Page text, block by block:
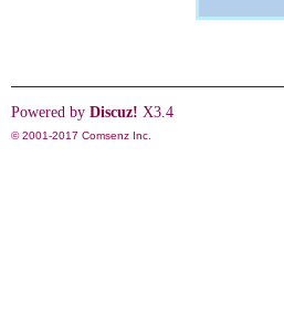
Powered by Discuz! X3.4
© 2001-2017 Comsenz Inc.